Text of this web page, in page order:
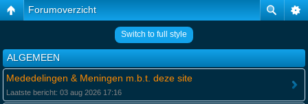
Forumoverzicht
Switch to full style
ALGEMEEN
Mededelingen & Meningen m.b.t. deze site
Laatste bericht: 03 aug 2026 17:16